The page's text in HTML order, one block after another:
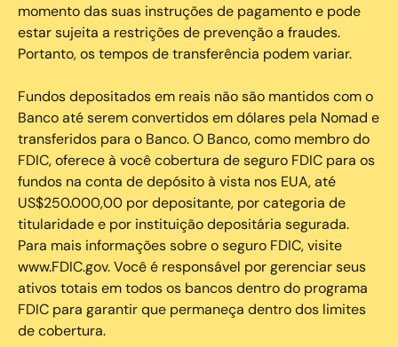
momento das suas instruções de pagamento e pode
estar sujeita a restrições de prevenção a fraudes.
Portanto, os tempos de transferência podem variar.
Fundos depositados em reais não são mantidos com o
Banco até serem convertidos em dólares pela Nomad e
transferidos para o Banco. O Banco, como membro do
FDIC, oferece à você cobertura de seguro FDIC para os
fundos na conta de depósito à vista nos EUA, até
US$250.000,00 por depositante, por categoria de
titularidade e por instituição depositária segurada.
Para mais informações sobre o seguro FDIC, visite
www.FDIC.gov. Você é responsável por gerenciar seus
ativos totais em todos os bancos dentro do programa
FDIC para garantir que permaneça dentro dos limites
de cobertura.